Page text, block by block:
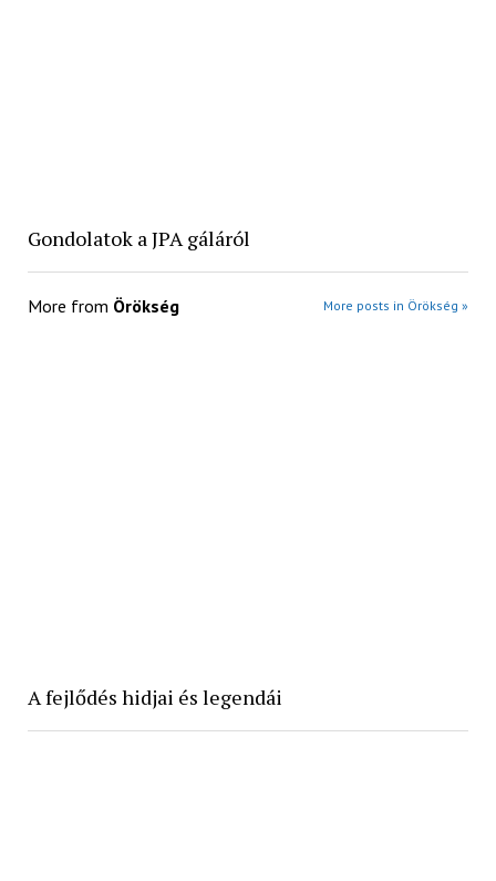
Gondolatok a JPA gáláról
More from Örökség More posts in Örökség »
A fejlődés hidjai és legendái